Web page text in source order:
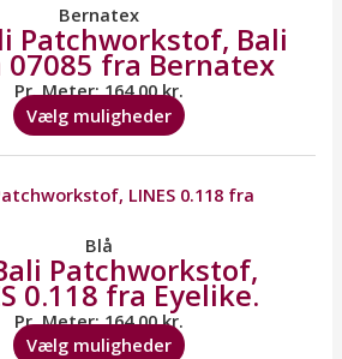
Bernatex
Patchworkstof, Bali
07085 fra Bernatex
Pr. Meter:164,00kr.
Vælg muligheder
varianter.
Mulighederne
vælges
varesiden
Blå
Patchworkstof,
0.118 fra Eyelike.
Pr. Meter:164,00kr.
Vælg muligheder
vare
varianter.
Mulighederne
vælges